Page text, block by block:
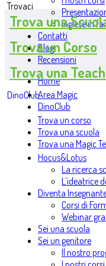
Inglese in
Contatti
Blog
Recensioni
Home
Area Magic
DinoClub
Trova un corso
Trova una scuola
Trova una Magic
Hocus&Lotus
La ricerca
L’ideatrice
Diventa
Corsi di
Webinar
Sei una scuola
Sei un genitore
Il nostro
Trovaci
Trova una
Trova un Corso
Trova una
DinoClub